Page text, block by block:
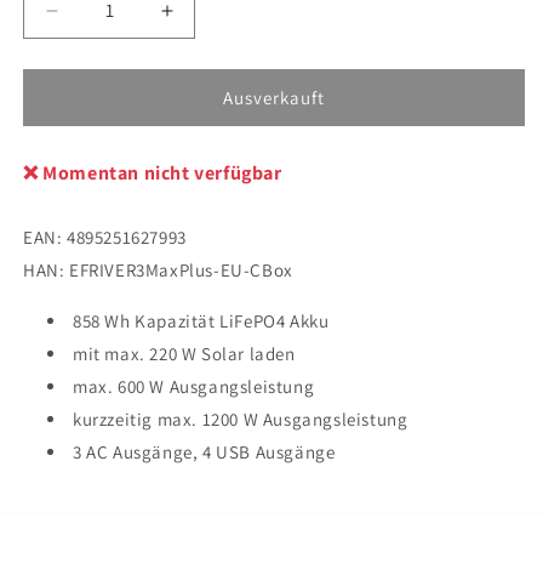
Verringere
die
Menge
EcoFlow
3
Erhöhe
die
Menge
EcoFlow
3
Ausverkauft
❌ Momentan nicht verfügbar
EAN: 4895251627993
HAN: EFRIVER3MaxPlus-EU-CBox
858 Wh Kapazität LiFePO4 Akku
mit max. 220 W Solar laden
max. 600 W Ausgangsleistung
kurzzeitig max. 1200 W Ausgangsleistung
3 AC Ausgänge, 4 USB Ausgänge